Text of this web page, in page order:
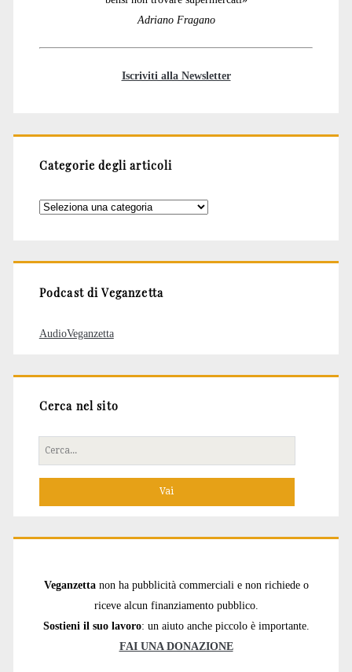
Adriano Fragano
Iscriviti alla Newsletter
Categorie degli articoli
Categorie
Podcast di Veganzetta
AudioVeganzetta
Cerca nel sito
Cerca
per:
Veganzetta non ha pubblicità commerciali e non richiede o
riceve alcun finanziamento pubblico.
Sostieni il suo lavoro: un aiuto anche piccolo è importante.
FAI UNA DONAZIONE